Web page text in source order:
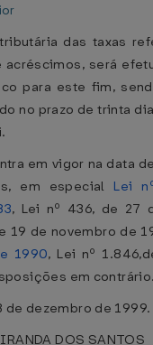
das taxas
será
para este fim,
no prazo de trinta
em vigor na data
em especial Lei
, Lei nº 436, de 27
19 de novembro de
1990, Lei nº
em contrário.
de dezembro de 1999.
DOS SANTOS